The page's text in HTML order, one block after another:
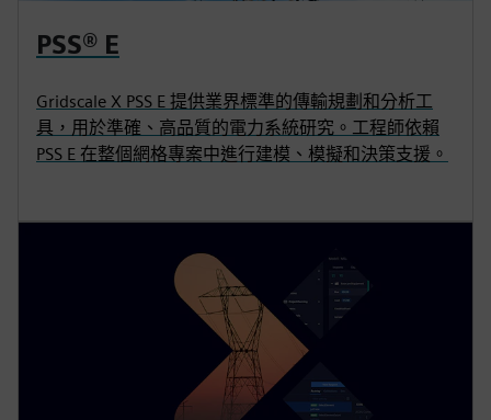
PSS® E
Gridscale X PSS E 提供業界標準的傳輸規劃和分析工
具，用於準確、高品質的電力系統研究。工程師依賴
PSS E 在整個網格專案中進行建模、模擬和決策支援。